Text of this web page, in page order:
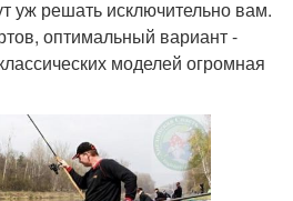
уж решать исключительно вам.
оптимальный вариант -
моделей огромная